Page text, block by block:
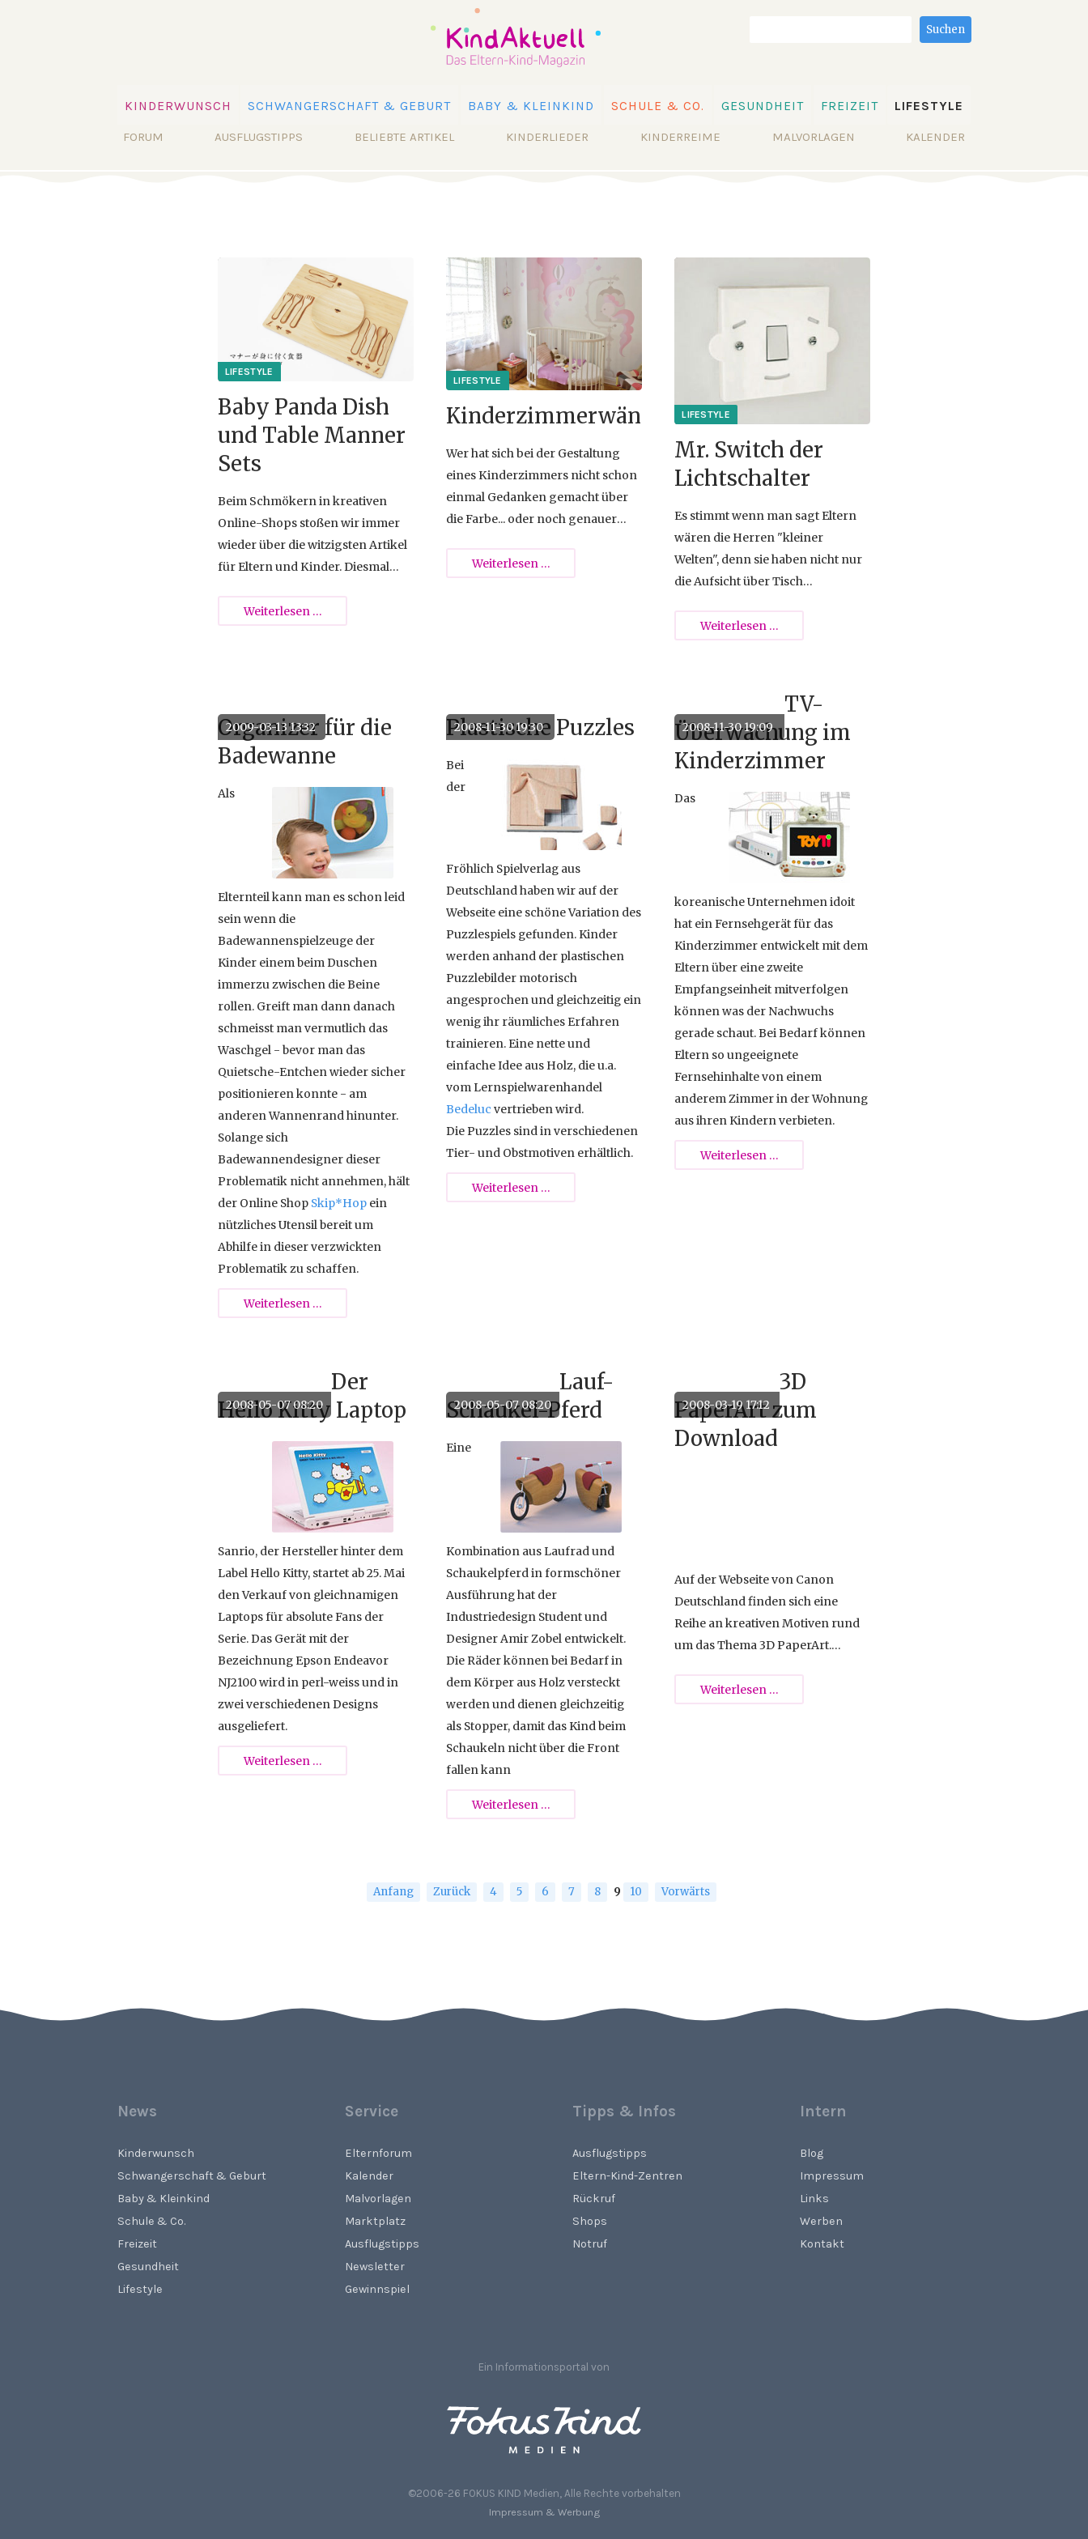
überspringen
KINDERWUNSCH SCHWANGERSCHAFT & GEBURT BABY & KLEINKIND SCHULE & CO. GESUNDHEIT FREIZEIT LIFESTYLE
Navigation
FORUM AUSFLUGSTIPPS BELIEBTE ARTIKEL KINDERLIEDER KINDERREIME MALVORLAGEN KALENDER
Suchen
2009-05-09 09:02
{{empty}}
Baby Panda Dish
und Table Manner
Sets
Beim Schmökern in kreativen
Online-Shops stoßen wir immer
wieder über die witzigsten Artikel
für Eltern und Kinder. Diesmal
Aufmerksamkeit auf eine
zum Essen von zermantschten
Bananen anregen könnte.
Weiterlesen …Baby
Manner
Sets
2009-05-07 09:27
Kinderzimmerwände
Wer hat sich bei der Gestaltung
eines Kinderzimmers nicht schon
einmal Gedanken gemacht über
die Farbe... oder noch genauer
Wänden. Bis vor einigen Jahren
Weiterlesen …Kinderzimmerwände
{{empty}}
Mr. Switch der
Lichtschalter
Es stimmt wenn man sagt Eltern
wären die Herren "kleiner
Welten", denn sie haben nicht nur
die Aufsicht über Tisch
und Stuhl (Lernen und Üben)
"Dreh bitte das Licht ab" gehört,
neben vielen anderen
Aufforderungen, zu einer der
Aufforderungen im
Zusammenleben mit Kindern.
Weiterlesen …Mr.
2009-03-13 13:32
Organizer für die
Badewanne
Als
Elternteil kann man es schon leid
sein wenn die
Badewannenspielzeuge der
Kinder einem beim Duschen
immerzu zwischen die Beine
rollen. Greift man dann danach
schmeisst man vermutlich das
Waschgel - bevor man das
Quietsche-Entchen wieder sicher
positionieren konnte - am
anderen Wannenrand hinunter.
Solange sich
Badewannendesigner dieser
Problematik nicht annehmen, hält
der Online Shop Skip*Hopein
nützliches Utensil bereit um
Abhilfe in dieser verzwickten
Problematik zu schaffen.
Weiterlesen …Organizer
2008-11-30 19:30
Plastische Puzzles
Bei
der
Fröhlich Spielverlag aus
Deutschland haben wir auf der
Webseite eine schöne Variation des
Puzzlespiels gefunden. Kinder
werden anhand der plastischen
Puzzlebilder motorisch
angesprochen und gleichzeitig ein
wenig ihr räumliches Erfahren
trainieren. Eine nette und
einfache Idee aus Holz, die u.a.
vom Lernspielwarenhandel
Bedeluc vertrieben wird.
Die Puzzles sind in verschiedenen
Tier- und Obstmotiven erhältlich.
Weiterlesen …Plastische
2008-11-30 19:09
TV-
Überwachung im
Kinderzimmer
Das
koreanische Unternehmen idoit
hat ein Fernsehgerät für das
Kinderzimmer entwickelt mit dem
Eltern über eine zweite
Empfangseinheit mitverfolgen
können was der Nachwuchs
gerade schaut. Bei Bedarf können
Eltern so ungeeignete
Fernsehinhalte von einem
anderem Zimmer in der Wohnung
aus ihren Kindern verbieten.
Weiterlesen …TV-
2008-05-07 08:20
Der
Hello Kitty Laptop
Sanrio, der Hersteller hinter dem
Label Hello Kitty, startet ab 25. Mai
den Verkauf von gleichnamigen
Laptops für absolute Fans der
Serie. Das Gerät mit der
Bezeichnung Epson Endeavor
NJ2100 wird in perl-weiss und in
zwei verschiedenen Designs
ausgeliefert.
Weiterlesen …Der
2008-05-07 08:20
Lauf-
Schaukel-Pferd
Eine
Kombination aus Laufrad und
Schaukelpferd in formschöner
Ausführung hat der
Industriedesign Student und
Designer Amir Zobel entwickelt.
Die Räder können bei Bedarf in
dem Körper aus Holz versteckt
werden und dienen gleichzeitig
als Stopper, damit das Kind beim
Schaukeln nicht über die Front
fallen kann
Weiterlesen …Lauf-
2008-03-19 17:12
3D
PaperArt zum
Download
Auf der Webseite von Canon
Deutschland finden sich eine
Reihe an kreativen Motiven rund
um das Thema 3D PaperArt.
können im Format A4 als PDF
Weiterlesen …3D
Anfang Zurück 4 5 6 7 8 9 10 Vorwärts
News
Kinderwunsch
Schwangerschaft & Geburt
Baby & Kleinkind
Schule & Co.
Freizeit
Gesundheit
Lifestyle
Service
Elternforum
Kalender
Malvorlagen
Marktplatz
Ausflugstipps
Newsletter
Gewinnspiel
Tipps & Infos
Ausflugstipps
Eltern-Kind-Zentren
Rückruf
Shops
Notruf
Intern
Blog
Impressum
Links
Werben
Kontakt
Ein Informationsportal von
©2006-26 FOKUS KIND Medien, Alle Rechte vorbehalten
Impressum & Werbung